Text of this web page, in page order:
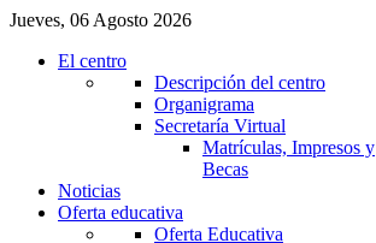
Jueves, 06 Agosto 2026
El centro
Descripción del centro
Organigrama
Secretaría Virtual
Matrículas, Impresos y
Becas
Noticias
Oferta educativa
Oferta Educativa